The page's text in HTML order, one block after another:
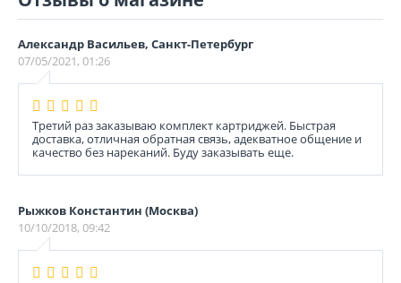
Александр Васильев, Санкт-Петербург
07/05/2021, 01:26
Третий раз заказываю комплект картриджей. Быстрая
доставка, отличная обратная связь, адекватное общение и
качество без нареканий. Буду заказывать еще.
Рыжков Константин (Москва)
10/10/2018, 09:42